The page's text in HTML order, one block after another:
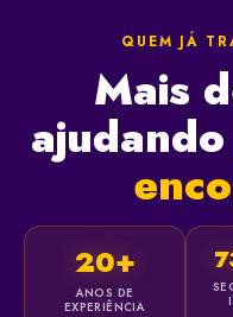
QUEM JÁ
Mais
20+
ANOS DE
EXPERIÊNCIA